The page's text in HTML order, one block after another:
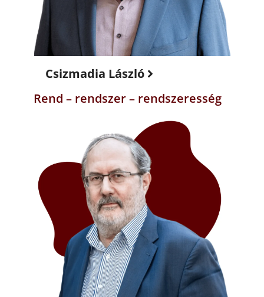
Csizmadia László
Rend – rendszer – rendszeresség